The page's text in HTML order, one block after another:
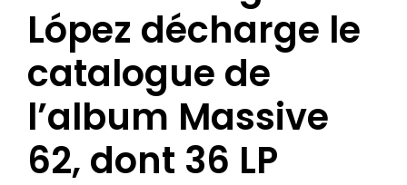
López décharge le
catalogue de
l’album Massive
62, dont 36 LP